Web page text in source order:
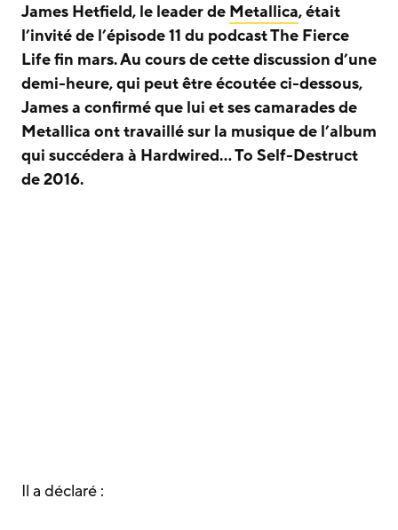
James Hetfield, le leader de Metallica, était
l’invité de l’épisode 11 du podcast The Fierce
Life fin mars. Au cours de cette discussion d’une
demi-heure, qui peut être écoutée ci-dessous,
James a confirmé que lui et ses camarades de
Metallica ont travaillé sur la musique de l’album
qui succédera à Hardwired… To Self-Destruct
de 2016.
Il a déclaré :